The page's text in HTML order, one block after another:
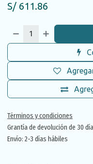
S/ 611.86
Términos y condiciones
Grantía de devolución de 30
Envío: 2-3 días hábiles